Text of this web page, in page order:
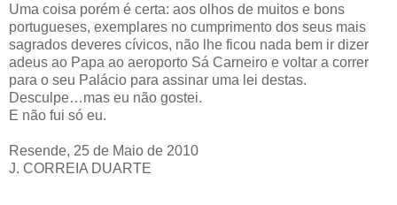
Uma coisa porém é certa: aos olhos de muitos e bons
portugueses, exemplares no cumprimento dos seus mais
sagrados deveres cívicos, não lhe ficou nada bem ir dizer
adeus ao Papa ao aeroporto Sá Carneiro e voltar a correr
para o seu Palácio para assinar uma lei destas.
Desculpe…mas eu não gostei.
E não fui só eu.
Resende, 25 de Maio de 2010
J. CORREIA DUARTE